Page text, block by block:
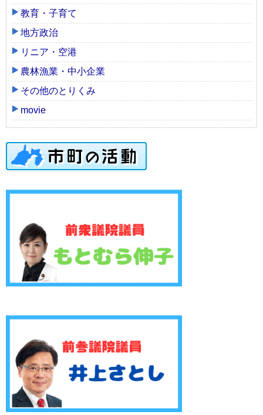
教育・子育て
地方政治
リニア・空港
農林漁業・中小企業
その他のとりくみ
movie